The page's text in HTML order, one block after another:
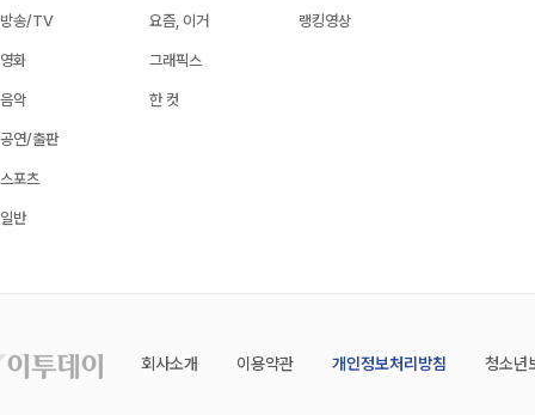
방송/TV
영화
음악
공연/출판
스포츠
일반
요즘, 이거
그래픽스
한 컷
랭킹영상
회사소개 이용약관 개인정보처리방침 청소년